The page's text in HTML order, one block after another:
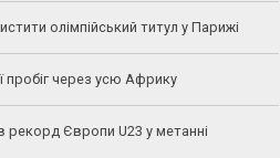
олімпійський титул у Парижі
пробіг через усю Африку
Європи U23 у метанні